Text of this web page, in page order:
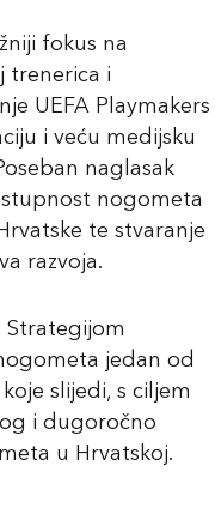
fokus na
trenerica i
UEFA Playmakers
i veću medijsku
naglasak
nogometa
te stvaranje
razvoja.
Strategijom
jedan od
slijedi, s ciljem
i dugoročno
u Hrvatskoj.